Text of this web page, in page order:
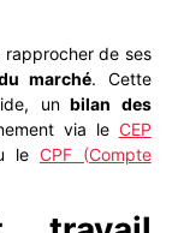
de ses
marché. Cette
unbilan des
via le CEP
le CPF (Compte